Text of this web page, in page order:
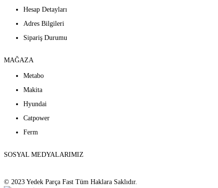
Hesap Detayları
Adres Bilgileri
Sipariş Durumu
MAĞAZA
Metabo
Makita
Hyundai
Catpower
Ferm
SOSYAL MEDYALARIMIZ
© 2023 Yedek Parça Fast Tüm Haklara Saklıdır.